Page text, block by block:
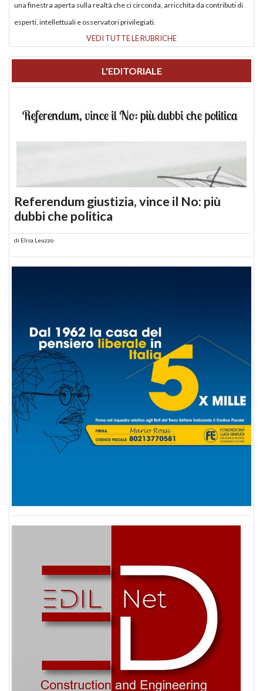
una finestra aperta sulla realtà che ci circonda, arricchita da contributi di
esperti, intellettuali e osservatori privilegiati.
VEDI TUTTE LE RUBRICHE
L'EDITORIALE
Referendum giustizia, vince il No: più
dubbi che politica
di Elisa Leuzzo